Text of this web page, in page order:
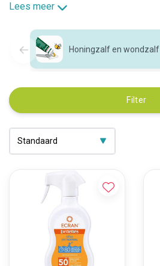
Lees meer
Honingzalf en wondzalf
Filter